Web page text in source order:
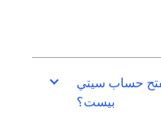
حساب سيتي
بيست؟